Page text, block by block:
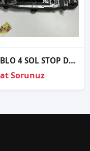
DOBLO 4 SOL STOP DUYU ORJİNAL
Sorunuz